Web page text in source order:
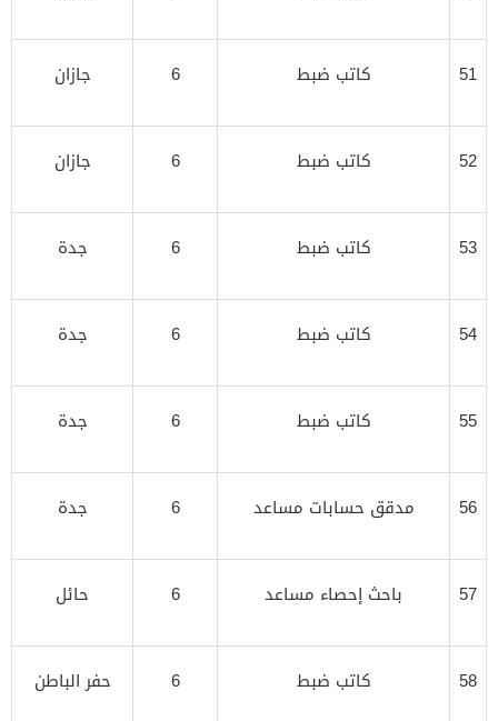
51 كاتب ضبط 6 جازان
52 كاتب ضبط 6 جازان
53 كاتب ضبط 6 جدة
54 كاتب ضبط 6 جدة
55 كاتب ضبط 6 جدة
56 مدقق حسابات مساعد 6 جدة
57 باحث إحصاء مساعد 6 حائل
58 كاتب ضبط 6 حفر الباطن